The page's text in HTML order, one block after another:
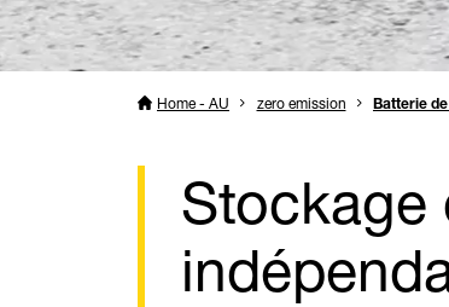
Home - AU zero emission Batterie
Stockage